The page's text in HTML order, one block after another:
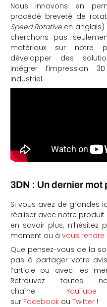
Nous innovons en
procédé breveté de
Speed Rotative en anglais)
cherchons pas
matériaux sur notre
développer des
intégrer l’impression
industriel.
3DN : Un dernier
Si vous avez de grandes
réaliser avec notre
en savoir plus,
moment ou à vous rendre
Que pensez-vous de la
pas à partager votre
l’article ou avec les
Retrouvez toutes
chaîne YouTube
sur Facebookou Twitter!